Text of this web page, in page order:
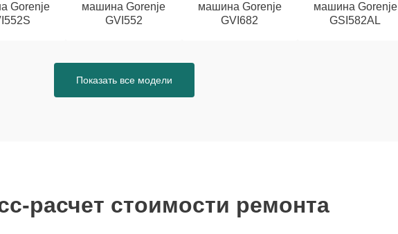
Gorenje
машина Gorenje
GVI552
машина Gorenje
GVI682
машина Gorenje
GSI582AL
Показать все модели
расчет стоимости ремонта